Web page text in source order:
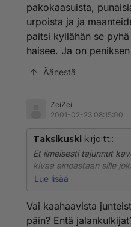
pakokaasuista,
urpoista ja ja
paitsi kyllähän se
haisee. Ja on
Äänestä
ZeiZei
2001-02-23 08:15:00
Taksikuski kirjoitti:
Et ilmeisesti tajunnut
kivaa ainoastaan sille
istuu. Muut saavat
riskiohittajista. Sitä
saastuttaa ja haisee. Ja
Lue lisää
Vai kaahaavista
päin? Entä